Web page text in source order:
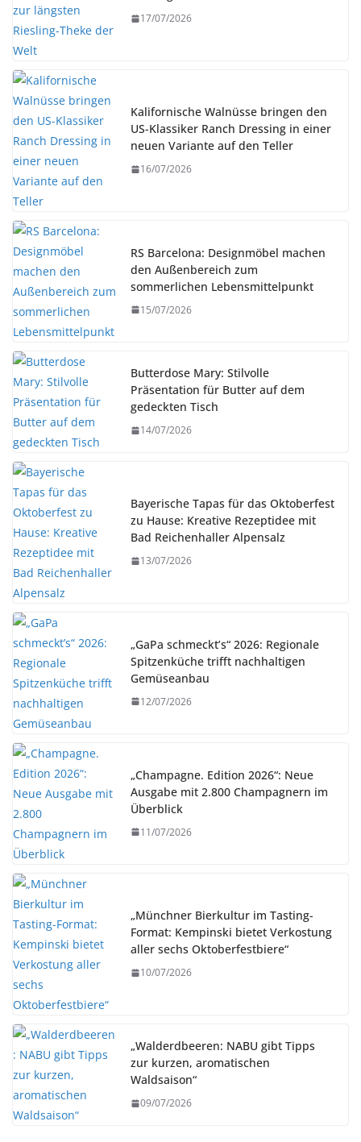
17/07/2026
Kalifornische Walnüsse bringen den
US-Klassiker Ranch Dressing in einer
neuen Variante auf den Teller
16/07/2026
RS Barcelona: Designmöbel machen
den Außenbereich zum
sommerlichen Lebensmittelpunkt
15/07/2026
Butterdose Mary: Stilvolle
Präsentation für Butter auf dem
gedeckten Tisch
14/07/2026
Bayerische Tapas für das Oktoberfest
zu Hause: Kreative Rezeptidee mit
Bad Reichenhaller Alpensalz
13/07/2026
„GaPa schmeckt’s“ 2026: Regionale
Spitzenküche trifft nachhaltigen
Gemüseanbau
12/07/2026
„Champagne. Edition 2026“: Neue
Ausgabe mit 2.800 Champagnern im
Überblick
11/07/2026
„Münchner Bierkultur im Tasting-
Format: Kempinski bietet Verkostung
aller sechs Oktoberfestbiere“
10/07/2026
„Walderdbeeren: NABU gibt Tipps
zur kurzen, aromatischen
Waldsaison“
09/07/2026